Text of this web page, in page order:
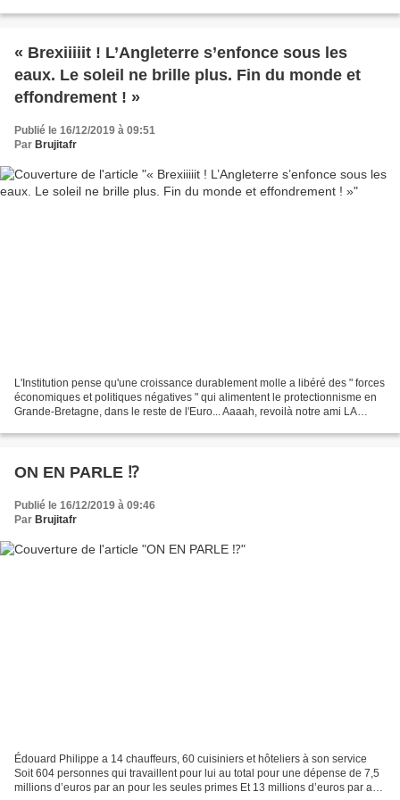
« Brexiiiiit ! L’Angleterre s’enfonce sous les
eaux. Le soleil ne brille plus. Fin du monde et
effondrement ! »
Publié le 16/12/2019 à 09:51
Par Brujitafr
L'Institution pense qu'une croissance durablement molle a libéré des " forces
économiques et politiques négatives " qui alimentent le protectionnisme en
Grande-Bretagne, dans le reste de l'Euro... Aaaah, revoilà notre ami LA
ON EN PARLE ⁉️
Publié le 16/12/2019 à 09:46
Par Brujitafr
Édouard Philippe a 14 chauffeurs, 60 cuisiniers et hôteliers à son service
Soit 604 personnes qui travaillent pour lui au total pour une dépense de 7,5
millions d’euros par an pour les seules primes Et 13 millions d’euros par an